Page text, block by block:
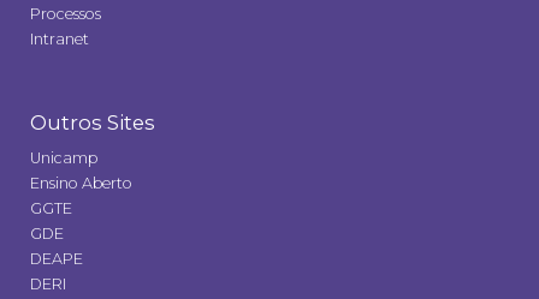
Processos
Intranet
Outros Sites
Unicamp
Ensino Aberto
GGTE
GDE
DEAPE
DERI